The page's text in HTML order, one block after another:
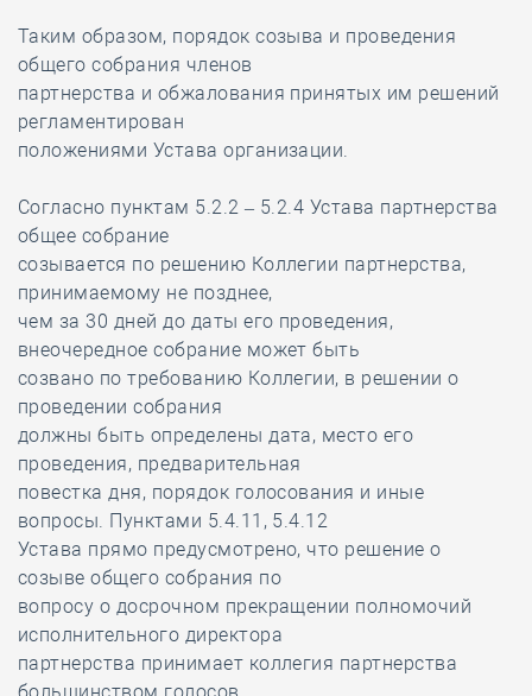
Таким образом, порядок созыва и проведения
общего собрания членов
партнерства и обжалования принятых им решений
регламентирован
положениями Устава организации.
Согласно пунктам 5.2.2 – 5.2.4 Устава партнерства
общее собрание
созывается по решению Коллегии партнерства,
принимаемому не позднее,
чем за 30 дней до даты его проведения,
внеочередное собрание может быть
созвано по требованию Коллегии, в решении о
проведении собрания
должны быть определены дата, место его
проведения, предварительная
повестка дня, порядок голосования и иные
вопросы. Пунктами 5.4.11, 5.4.12
Устава прямо предусмотрено, что решение о
созыве общего собрания по
вопросу о досрочном прекращении полномочий
исполнительного директора
партнерства принимает коллегия партнерства